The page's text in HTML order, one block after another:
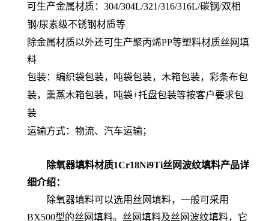
可生产金属材质：304/304L/321/316/316L/碳钢/双相
钢/尿素级不锈钢材质等
除金属材质以外还可生产聚丙烯PP等塑料材质丝网填
料
包装：编织袋包装，吨袋包装，木箱包装，彩条布包
装， 熏蒸木箱包装，吨袋+托盘包装等按客户要求包
装
运输方式： 物流、汽车运输；
除氧器填料材质1Cr18Ni9Ti丝网波纹填料产品详
细介绍：
除氧器填料可以选用丝网填料，一般可采用
BX500型的丝网填料。丝网填料及丝网波纹填料，它